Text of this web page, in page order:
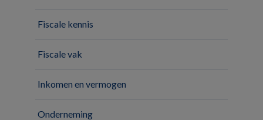
Fiscale kennis
Fiscale vak
Inkomen en vermogen
Onderneming